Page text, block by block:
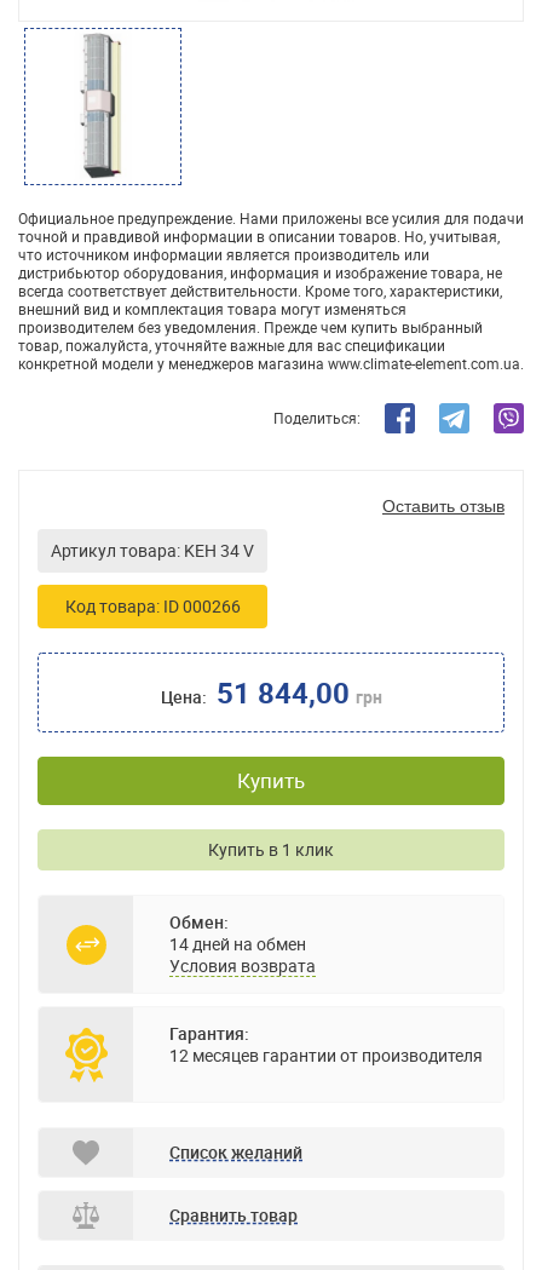
Официальное предупреждение. Нами приложены все усилия для подачи
точной и правдивой информации в описании товаров. Но, учитывая,
что источником информации является производитель или
дистрибьютор оборудования, информация и изображение товара, не
всегда соответствует действительности. Кроме того, характеристики,
внешний вид и комплектация товара могут изменяться
производителем без уведомления. Прежде чем купить выбранный
товар, пожалуйста, уточняйте важные для вас спецификации
конкретной модели у менеджеров магазина www.climate-element.com.ua.
Поделиться:
Артикул товара: KEH 34 V
Код товара: ID 000266
Оставить отзыв
Цена: 51 844,00 грн
Купить
Купить в 1 клик
Обмен:
14 дней на обмен
Условия возврата
Гарантия:
12 месяцев гарантии от производителя
Список желаний
Сравнить товар